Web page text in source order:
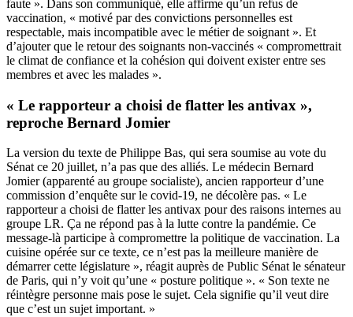
faute ». Dans son communiqué, elle affirme qu’un refus de
vaccination, « motivé par des convictions personnelles est
respectable, mais incompatible avec le métier de soignant ». Et
d’ajouter que le retour des soignants non-vaccinés « compromettrait
le climat de confiance et la cohésion qui doivent exister entre ses
membres et avec les malades ».
« Le rapporteur a choisi de flatter les antivax »,
reproche Bernard Jomier
La version du texte de Philippe Bas, qui sera soumise au vote du
Sénat ce 20 juillet, n’a pas que des alliés. Le médecin Bernard
Jomier (apparenté au groupe socialiste), ancien rapporteur d’une
commission d’enquête sur le covid-19, ne décolère pas. « Le
rapporteur a choisi de flatter les antivax pour des raisons internes au
groupe LR. Ça ne répond pas à la lutte contre la pandémie. Ce
message-là participe à compromettre la politique de vaccination. La
cuisine opérée sur ce texte, ce n’est pas la meilleure manière de
démarrer cette législature », réagit auprès de Public Sénat le sénateur
de Paris, qui n’y voit qu’une « posture politique ». « Son texte ne
réintègre personne mais pose le sujet. Cela signifie qu’il veut dire
que c’est un sujet important. »